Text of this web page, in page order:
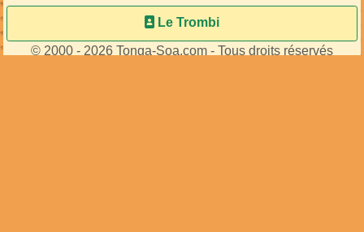
Le Trombi
© 2000 - 2026 Tonga-Soa.com - Tous droits réservés